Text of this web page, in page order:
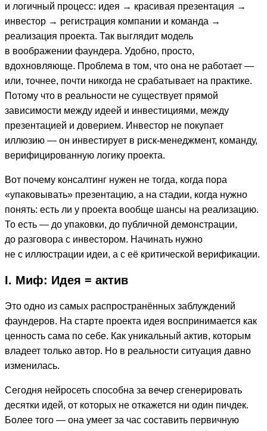
и логичный процесс: идея → красивая презентация →
инвестор → регистрация компании и команда →
реализация проекта. Так выглядит модель
в воображении фаундера. Удобно, просто,
вдохновляюще. Проблема в том, что она не работает —
или, точнее, почти никогда не срабатывает на практике.
Потому что в реальности не существует прямой
зависимости между идеей и инвестициями, между
презентацией и доверием. Инвестор не покупает
иллюзию — он инвестирует в риск-менеджмент, команду,
верифицированную логику проекта.
Вот почему консалтинг нужен не тогда, когда пора
«упаковывать» презентацию, а на стадии, когда нужно
понять: есть ли у проекта вообще шансы на реализацию.
То есть — до упаковки, до публичной демонстрации,
до разговора с инвестором. Начинать нужно
не с иллюстрации идеи, а с её критической верификации.
I. Миф: Идея = актив
Это одно из самых распространённых заблуждений
фаундеров. На старте проекта идея воспринимается как
ценность сама по себе. Как уникальный актив, которым
владеет только автор. Но в реальности ситуация давно
изменилась.
Сегодня нейросеть способна за вечер сгенерировать
десятки идей, от которых не откажется ни один пичдек.
Более того — она умеет за час составить первичную